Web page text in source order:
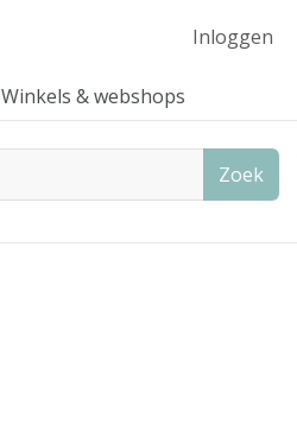
Inloggen
Winkels & webshops
Zoek